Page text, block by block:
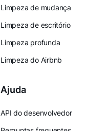
Limpeza de mudança
Limpeza de escritório
Limpeza profunda
Limpeza do Airbnb
Ajuda
API do desenvolvedor